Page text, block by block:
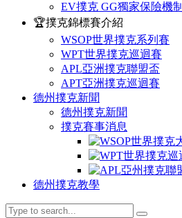
EV撲克 GG獨家保險機制
🏆撲克錦標賽介紹
WSOP世界撲克系列賽
WPT世界撲克巡迴賽
APL亞洲撲克聯盟盃
APT亞洲撲克巡迴賽
德州撲克新聞
德州撲克新聞
撲克賽事消息
德州撲克教學